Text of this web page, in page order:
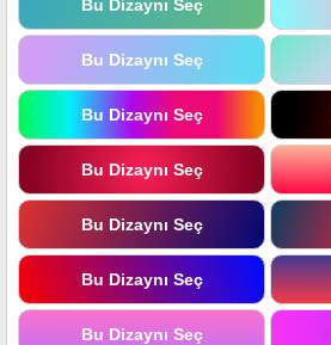
Bu Dizaynı Seç
Bu Dizaynı Seç
Bu Dizaynı Seç
Bu Dizaynı Seç
Bu Dizaynı Seç
Bu Dizaynı Seç
Bu Dizaynı Seç